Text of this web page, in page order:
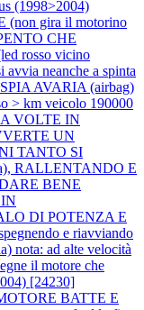
(1998>2004)
(non gira il motorino
CHE
rosso vicino
neanche a spinta
AVARIA (airbag)
> km veicolo 190000
A VOLTE IN
UN
TANTO SI
RALLENTANDO E
BENE
DI POTENZA E
e riavviando
nota: ad alte velocità
il motore che
[24230]
BATTE E